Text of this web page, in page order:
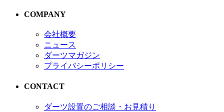
COMPANY
会社概要
ニュース
ダーツマガジン
プライバシーポリシー
CONTACT
ダーツ設置のご相談・お見積り